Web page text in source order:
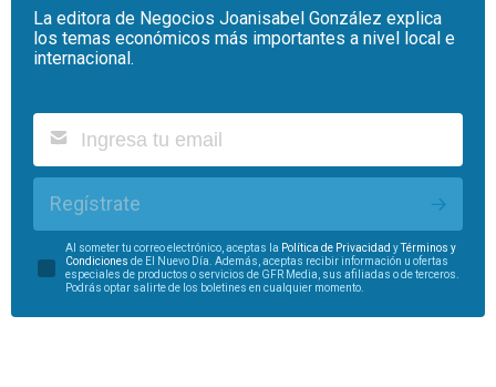
La editora de Negocios Joanisabel González explica
los temas económicos más importantes a nivel local e
internacional.
Regístrate
Al someter tu correo electrónico, aceptas la Política de Privacidad yTérminos y
Condiciones de El Nuevo Día. Además, aceptas recibir información u ofertas
especiales de productos o servicios de GFR Media, sus afiliadas o de terceros.
Podrás optar salirte de los boletines en cualquier momento.